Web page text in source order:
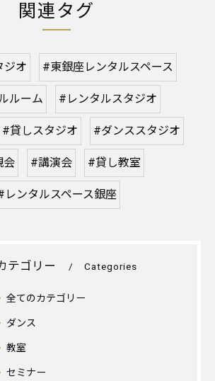
関連タグ
ジオ #東銀座レンタルスペース
ルーム #レンタルスタジオ
#貸しスタジオ #ダンススタジオ
会 #講演会 #貸し教室
レンタルスペース銀座
テゴリー Categories
全てのカテゴリー
ダンス
教室
セミナー